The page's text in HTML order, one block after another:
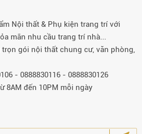
Nội thất & Phụ kiện trang trí với
mãn nhu cầu trang trí nhà...
gói nội thất chung cư, văn phòng,
- 0888830116 - 0888830126
8AM đến 10PM mỗi ngày